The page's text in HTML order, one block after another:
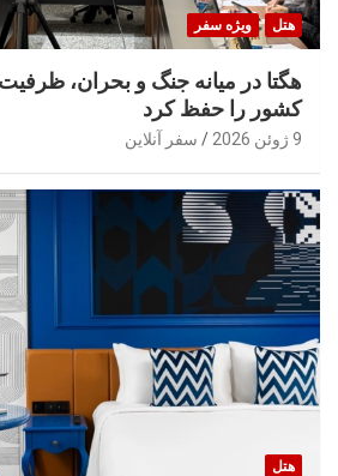
هتل ویژه سفر
هگتا در میانه جنگ و بحران،
کشور را حفظ کرد
9 ژوئن 2026 سفر آنلاین
هتل